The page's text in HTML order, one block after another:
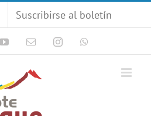
Suscribirse al boletín
YouTubeCorreoInstagram